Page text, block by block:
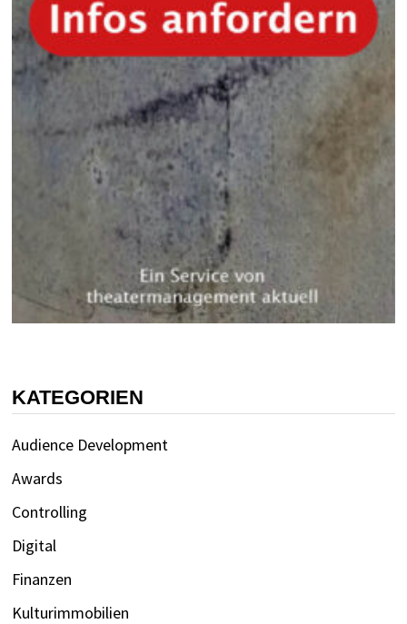
KATEGORIEN
Audience Development
Awards
Controlling
Digital
Finanzen
Kulturimmobilien